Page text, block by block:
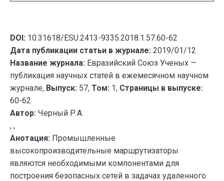
DOI: 10.31618/ESU.2413-9335.2018.1.57.60-62
Дата публикации статьи в журнале: 2019/01/12
Название журнала: Евразийский Союз Ученых —
публикация научных статей в ежемесячном научном
журнале, Выпуск: 57, Том: 1, Страницы в выпуске:
60-62
Автор: Черный Р.А.
, ,
Анотация: Промышленные
высокопроизводительные маршрутизаторы
являются необходимыми компонентами для
построения безопасных сетей в задачах удаленного